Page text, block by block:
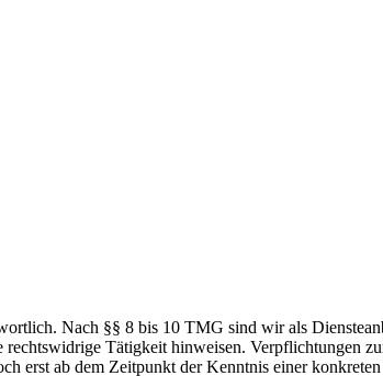
Nach §§ 8 bis 10 TMG sind wir als
Tätigkeit hinweisen. Verpflichtungen
erst ab dem Zeitpunkt der Kenntnis einer